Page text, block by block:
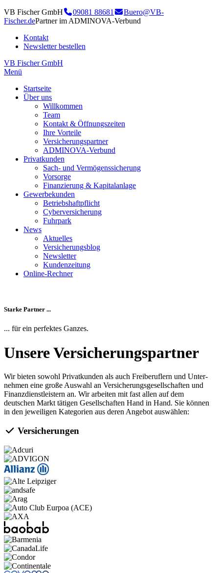
VB Fischer GmbH 09081 88681
Buero@VB-
Fischer.dePartner im ADMINOVA-Verbund
Kontakt
Newsletter bestellen
VB Fischer GmbH
Menü
Startseite
Über uns
Willkommen
Team
Kontakt & Öffnungszeiten
Ihre Vorteile
Versicherungspartner
ADMINOVA-Verbund
Privatkunden
Sach- und Vermögenssicherung
Vorsorge
Finanzierung & Kapitalanlage
Gewerbekunden
Betriebshaftpflicht
Cyberversicherung
Fuhrpark
News
Aktuelles
Versicherungsblog
Newsletter
Kundenzeitung
Online-Rechner
Starke Partner ...
... für ein perfektes Ganzes.
Unsere Versicherungspartner
Wir bieten sowohl Privat­kunden als auch Frei­beruflern und Unter­
nehmen eine große Auswahl an Versicherungsgesellschaften und
Finanzdienstleistern an. Wir arbeiten mit fast allen auf dem
deutschen Markt tätigen Gesellschaften Hand in Hand. Sie können
in den jeweiligen Kategorien aus deren Angebot auswählen:
Versicherungen